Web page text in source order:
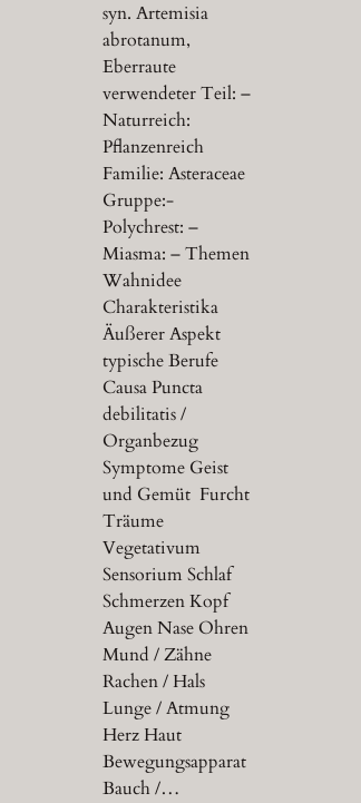
syn. Artemisia
abrotanum,
Eberraute
verwendeter Teil: –
Naturreich:
Pflanzenreich
Familie: Asteraceae
Gruppe:-
Polychrest: –
Miasma: – Themen
Wahnidee
Charakteristika
Äußerer Aspekt
typische Berufe
Causa Puncta
debilitatis /
Organbezug
Symptome Geist
und Gemüt Furcht
Träume
Vegetativum
Sensorium Schlaf
Schmerzen Kopf
Augen Nase Ohren
Mund / Zähne
Rachen / Hals
Lunge / Atmung
Herz Haut
Bewegungsapparat
Bauch /…